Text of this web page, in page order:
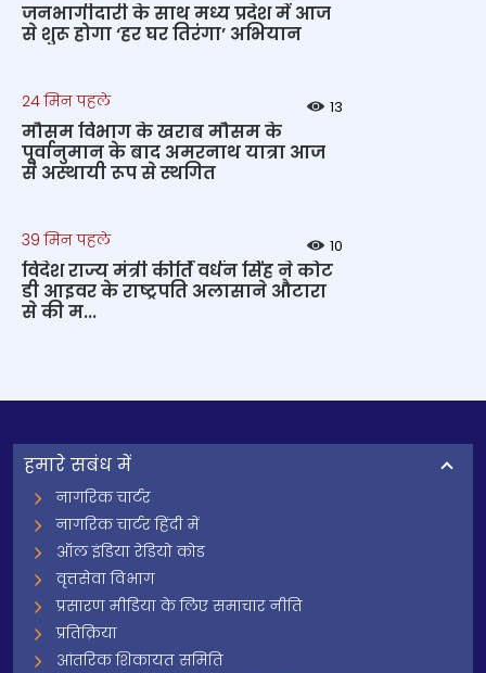
जनभागीदारी के साथ मध्य प्रदेश में आज
से शुरू होगा ‘हर घर तिरंगा’ अभियान
24 मिन पहले 13
मौसम विभाग के खराब मौसम के
पूर्वानुमान के बाद अमरनाथ यात्रा आज
से अस्थायी रूप से स्थगित
39 मिन पहले 10
विदेश राज्य मंत्री कीर्ति वर्धन सिंह ने कोट
डी आइवर के राष्ट्रपति अलासाने औटारा
से की म...
हमारे सबंध में
नागरिक चार्टर
नागरिक चार्टर हिंदी में
ऑल इंडिया रेडियो कोड
वृत्तसेवा विभाग
प्रसारण मीडिया के लिए समाचार नीति
प्रतिक्रिया
आंतरिक शिकायत समिति